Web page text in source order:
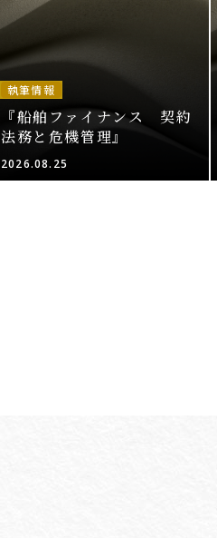
執筆情報
『船舶ファイナンス 契約
法務と危機管理』
2026.08.25